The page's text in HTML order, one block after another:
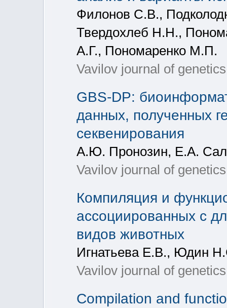
Филонов С.В.,
Твердохлеб Н.Н.,
А.Г., Пономаренко М.П.
Vavilov journal of
GBS-DP:
данных, полученных
секвенирования
А.Ю. Пронозин, Е.А.
Vavilov journal of
Компиляция и
ассоциированных с
видов животных
Игнатьева Е.В., Юдин
Vavilov journal of
Compilation and